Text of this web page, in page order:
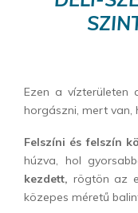
Ezen a vízterületen
horgászni, mert van,
Felszíni és felszín
húzva, hol
kezdett, rögtön az
közepes méretű